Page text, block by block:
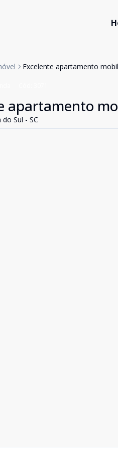
Excelente apartamento
apartamento
Sul - SC